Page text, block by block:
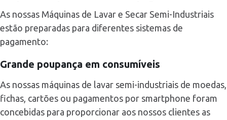
As nossas Máquinas de Lavar e Secar Semi-Industriais
estão preparadas para diferentes sistemas de
pagamento:
Grande poupança em consumíveis
As nossas máquinas de lavar semi-industriais de moedas,
fichas, cartões ou pagamentos por smartphone foram
concebidas para proporcionar aos nossos clientes as